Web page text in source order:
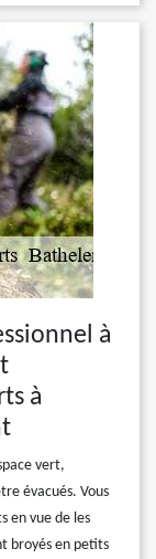
à
à
vert,
évacués. Vous
en vue de les
broyés en petits